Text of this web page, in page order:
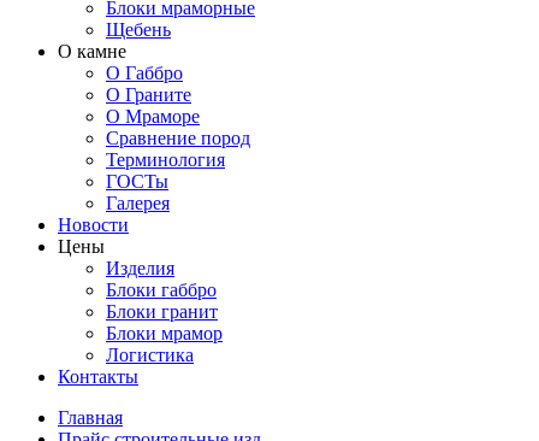
Блоки мраморные
Щебень
О камне
О Габбро
О Граните
О Мраморе
Сравнение пород
Терминология
ГОСТы
Галерея
Новости
Цены
Изделия
Блоки габбро
Блоки гранит
Блоки мрамор
Логистика
Контакты
Главная